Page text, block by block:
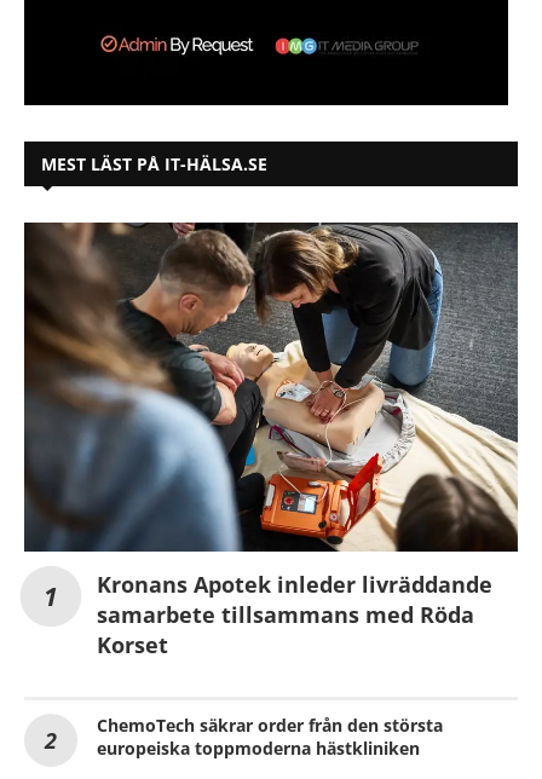
MEST LÄST PÅ IT-HÄLSA.SE
Kronans Apotek inleder livräddande
samarbete tillsammans med Röda
Korset
ChemoTech säkrar order från den största
europeiska toppmoderna hästkliniken